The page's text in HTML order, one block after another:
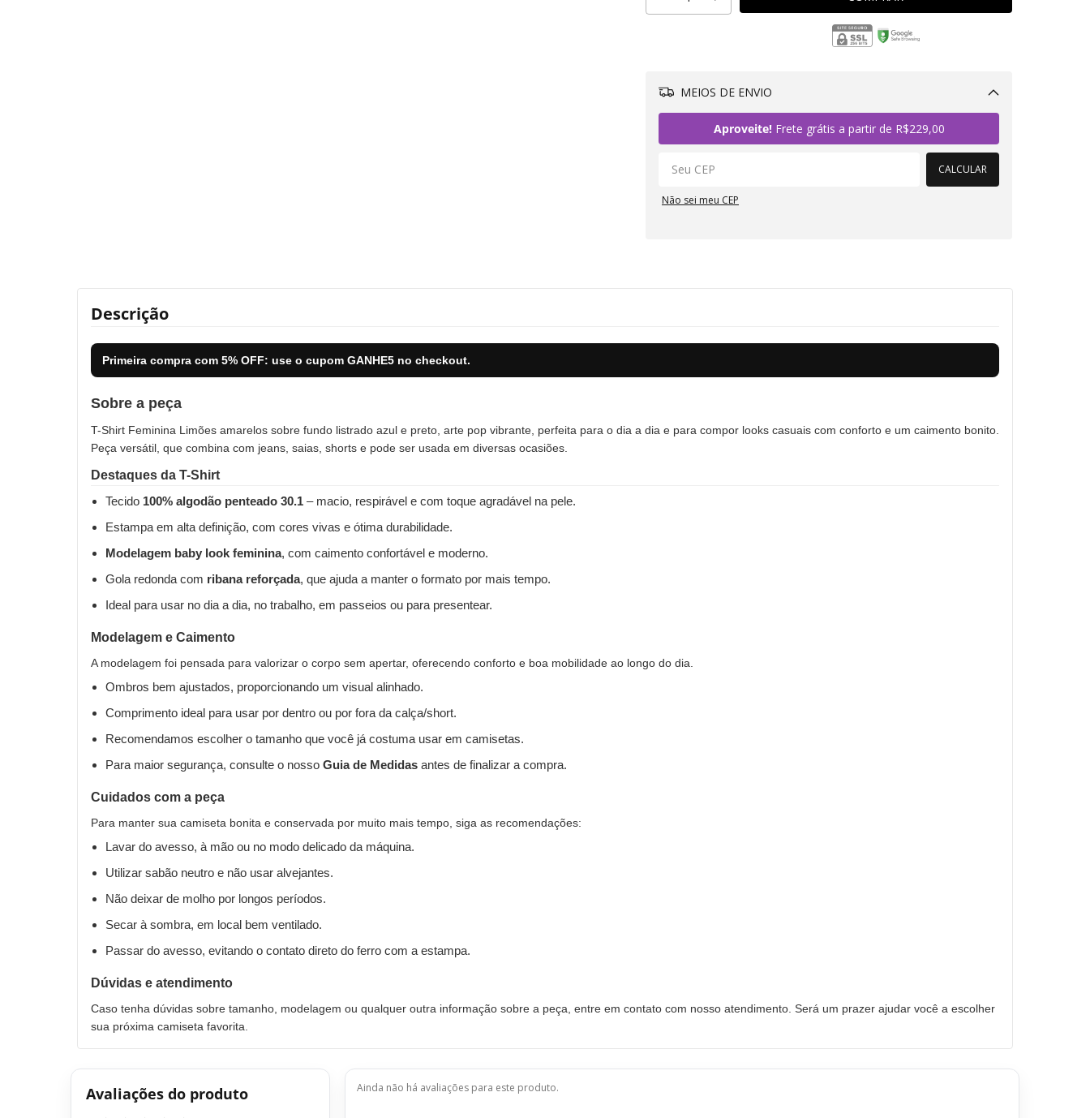
MEIOS DE ENVIO
Aproveite!Frete grátis a partir de R$229,00
CALCULAR
Não sei meu CEP
Descrição
Primeira compra com 5% OFF: use o cupom GANHE5 no checkout.
Sobre a peça
T-Shirt Feminina Limões amarelos sobre fundo listrado azul e preto, arte pop vibrante, perfeita para o dia a dia e para compor looks casuais com conforto e um caimento bonito.
Peça versátil, que combina com jeans, saias, shorts e pode ser usada em diversas ocasiões.
Destaques da T-Shirt
Tecido 100% algodão penteado 30.1 – macio, respirável e com toque agradável na pele.
Estampa em alta definição, com cores vivas e ótima durabilidade.
Modelagem baby look feminina, com caimento confortável e moderno.
Gola redonda com ribana reforçada, que ajuda a manter o formato por mais tempo.
Ideal para usar no dia a dia, no trabalho, em passeios ou para presentear.
Modelagem e Caimento
A modelagem foi pensada para valorizar o corpo sem apertar, oferecendo conforto e boa mobilidade ao longo do dia.
Ombros bem ajustados, proporcionando um visual alinhado.
Comprimento ideal para usar por dentro ou por fora da calça/short.
Recomendamos escolher o tamanho que você já costuma usar em camisetas.
Para maior segurança, consulte o nosso Guia de Medidas antes de finalizar a compra.
Cuidados com a peça
Para manter sua camiseta bonita e conservada por muito mais tempo, siga as recomendações:
Lavar do avesso, à mão ou no modo delicado da máquina.
Utilizar sabão neutro e não usar alvejantes.
Não deixar de molho por longos períodos.
Secar à sombra, em local bem ventilado.
Passar do avesso, evitando o contato direto do ferro com a estampa.
Dúvidas e atendimento
Caso tenha dúvidas sobre tamanho, modelagem ou qualquer outra informação sobre a peça, entre em contato com nosso atendimento. Será um prazer ajudar você a escolher
sua próxima camiseta favorita.
Avaliações do produto Ainda não há avaliações para este produto.